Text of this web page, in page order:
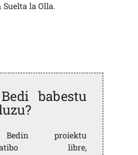
Suelta la Olla.
babestu
proiektu
libre,